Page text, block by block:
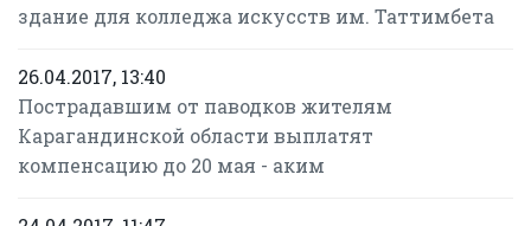
здание для колледжа искусств им. Таттимбета
26.04.2017, 13:40
Пострадавшим от паводков жителям
Карагандинской области выплатят
компенсацию до 20 мая - аким